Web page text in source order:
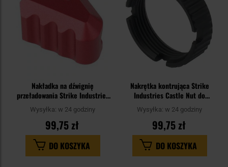
Nakładka na dźwignię
przeładowania Strike Industries
ISO Tab - Red
Wysyłka: w 24 godziny
99,75 zł
DO KOSZYKA
Nakrętka kontrująca Strike
Industries Castle Nut do
karabinków AR-15
Wysyłka: w 24 godziny
99,75 zł
DO KOSZYKA